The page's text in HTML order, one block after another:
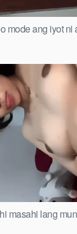
mode ang iyot ni
masahi lang